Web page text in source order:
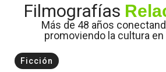
Filmografías
Más de 48 años
promoviendo la cultura en
Ficción